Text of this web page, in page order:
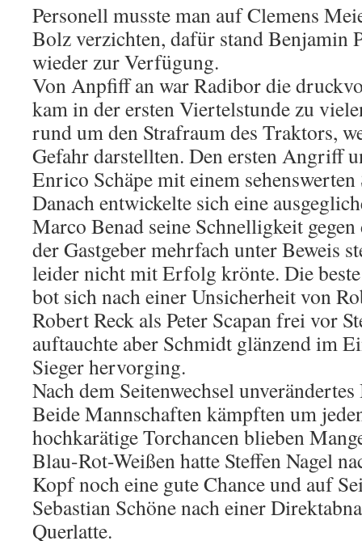
Personell musste man auf Clemens
Bolz verzichten, dafür stand Benjamin
wieder zur Verfügung.
Von Anpfiff an war Radibor die
kam in der ersten Viertelstunde zu
rund um den Strafraum des Traktors,
Gefahr darstellten. Den ersten Angriff
Enrico Schäpe mit einem sehenswerten
Danach entwickelte sich eine
Marco Benad seine Schnelligkeit
der Gastgeber mehrfach unter Beweis
leider nicht mit Erfolg krönte. Die
bot sich nach einer Unsicherheit von
Robert Reck als Peter Scapan frei vor
auftauchte aber Schmidt glänzend im
Sieger hervorging.
Nach dem Seitenwechsel
Beide Mannschaften kämpften um
hochkarätige Torchancen blieben
Blau-Rot-Weißen hatte Steffen Nagel
Kopf noch eine gute Chance und auf
Sebastian Schöne nach einer
Querlatte.